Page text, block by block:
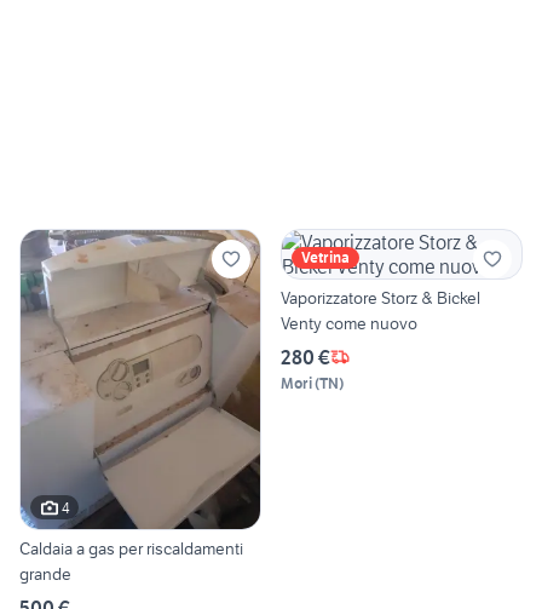
4
Caldaia a gas per riscaldamenti
grande
Vetrina
Vaporizzatore Storz & Bickel
Venty come nuovo
280 €
Mori(TN)